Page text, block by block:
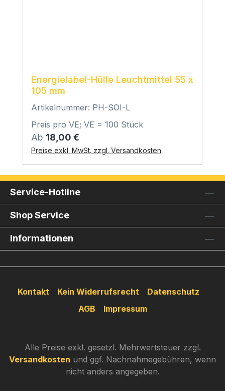
Energielabel-Hülle Leuchtmittel 55 x
105 mm
Artikelnummer: PH-SOI-L
Preis pro VE; VE = 100 Stück
Regulärer Preis:
Ab 18,00 €
Preise exkl. MwSt. zzgl. Versandkosten
Service-Hotline
Shop Service
Informationen
Kontakt Kein Widerrufsrecht
Datenschutz
AGB
Impressum
Alle Preise exkl. gesetzl. Mehrwertsteuer zzgl.
Versandkosten und ggf. Nachnahmegebühren, wenn
nicht anders angegeben.